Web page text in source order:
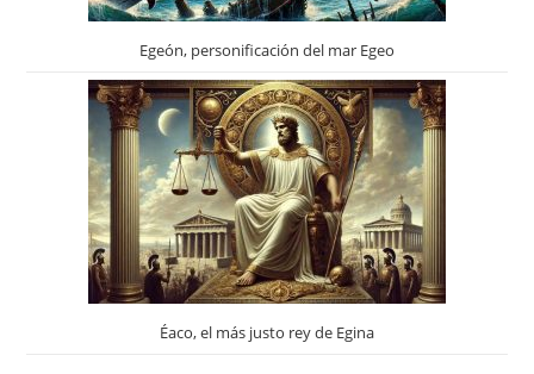
Egeón, personificación del mar Egeo
Éaco, el más justo rey de Egina